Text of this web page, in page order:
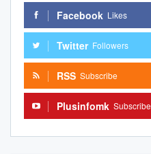
Facebook Likes
Twitter Followers
RSS Subscribe
Plusinfomk Subscribe